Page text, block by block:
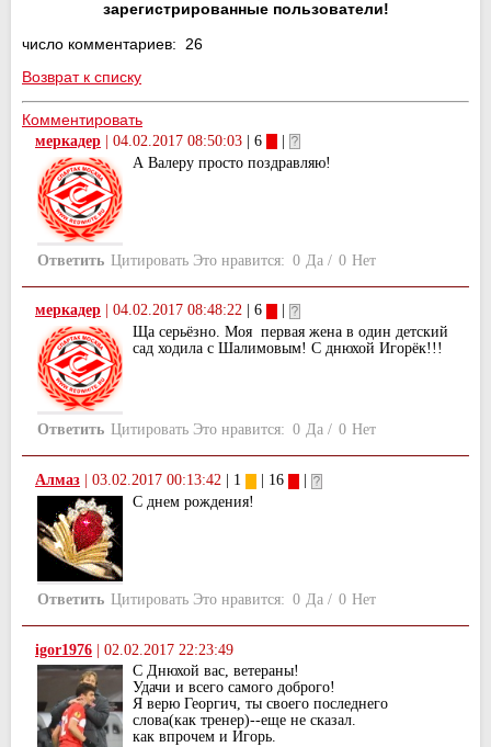
зарегистрированные пользователи!
число комментариев: 26
Возврат к списку
Комментировать
меркадер | 04.02.2017 08:50:03 | 6
|
А Валеру просто поздравляю!
Ответить Цитировать Это нравится: 0 Да / 0 Нет
меркадер 04.02.2017 08:48:22 | 6
Ща серьёзно. Моя первая жена в один детский
сад ходила с Шалимовым! С днюхой Игорёк!!!
Ответить Цитировать Это нравится: 0 Да / 0 Нет
Алмаз 03.02.2017 00:13:42 | 1 | 16
С днем рождения!
Ответить Цитировать Это нравится: 0 Да / 0 Нет
igor1976
02.02.2017 22:23:49
С Днюхой вас, ветераны!
Удачи и всего самого доброго!
Я верю Георгич, ты своего последнего
слова(как тренер)--еще не сказал.
как впрочем и Игорь.